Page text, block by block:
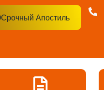
Срочный Апостиль